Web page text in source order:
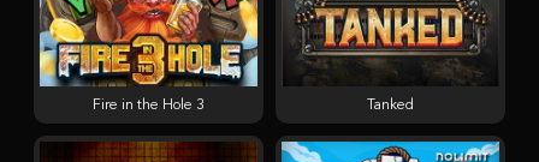
Fire in the Hole 3 Tanked